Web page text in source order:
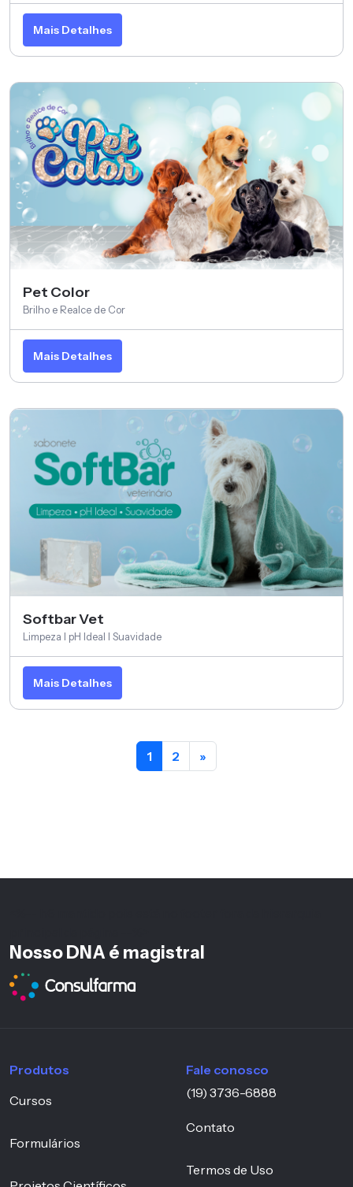
Mais Detalhes
Pet Color
Brilho e Realce de Cor
Mais Detalhes
Softbar Vet
Limpeza I pH Ideal I Suavidade
Mais Detalhes
1 2 »
Nosso DNA é magistral
Produtos
Cursos
Formulários
Fale conosco
(19) 3736-6888
Contato
Termos de Uso